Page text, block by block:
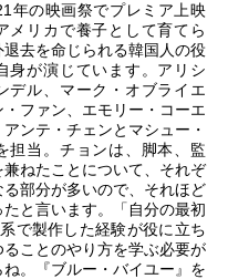
年の映画祭でプレミア上映
メリカで養子として育てら
去を命じられる韓国人の役
身が演じています。アリシ
デル、マーク・オブライエ
・ファン、エモリー・コーエ
ンテ・チェンとマシュー・
担当。チョンは、脚本、監
ねたことについて、それぞ
部分が多いので、それほど
と言います。「自分の最初
で製作した経験が役に立ち
ることのやり方を学ぶ必要が
。『ブルー・バイユー』を